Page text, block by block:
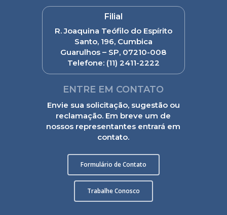
Filial
R. Joaquina Teófilo do Espírito
Santo, 196, Cumbica
Guarulhos – SP, 07210-008
Telefone:(11) 2411-2222
ENTRE EM CONTATO
Envie sua solicitação, sugestão ou
reclamação. Em breve um de
nossos representantes entrará em
contato.
Formulário de Contato
Trabalhe Conosco